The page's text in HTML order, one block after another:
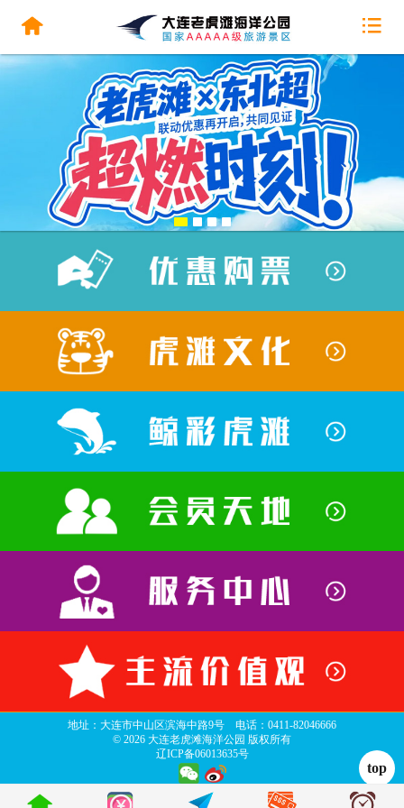
地址：大连市中山区滨海中路9号 电话：0411-82046666
© 2026 大连老虎滩海洋公园 版权所有
辽ICP备06013635号
top